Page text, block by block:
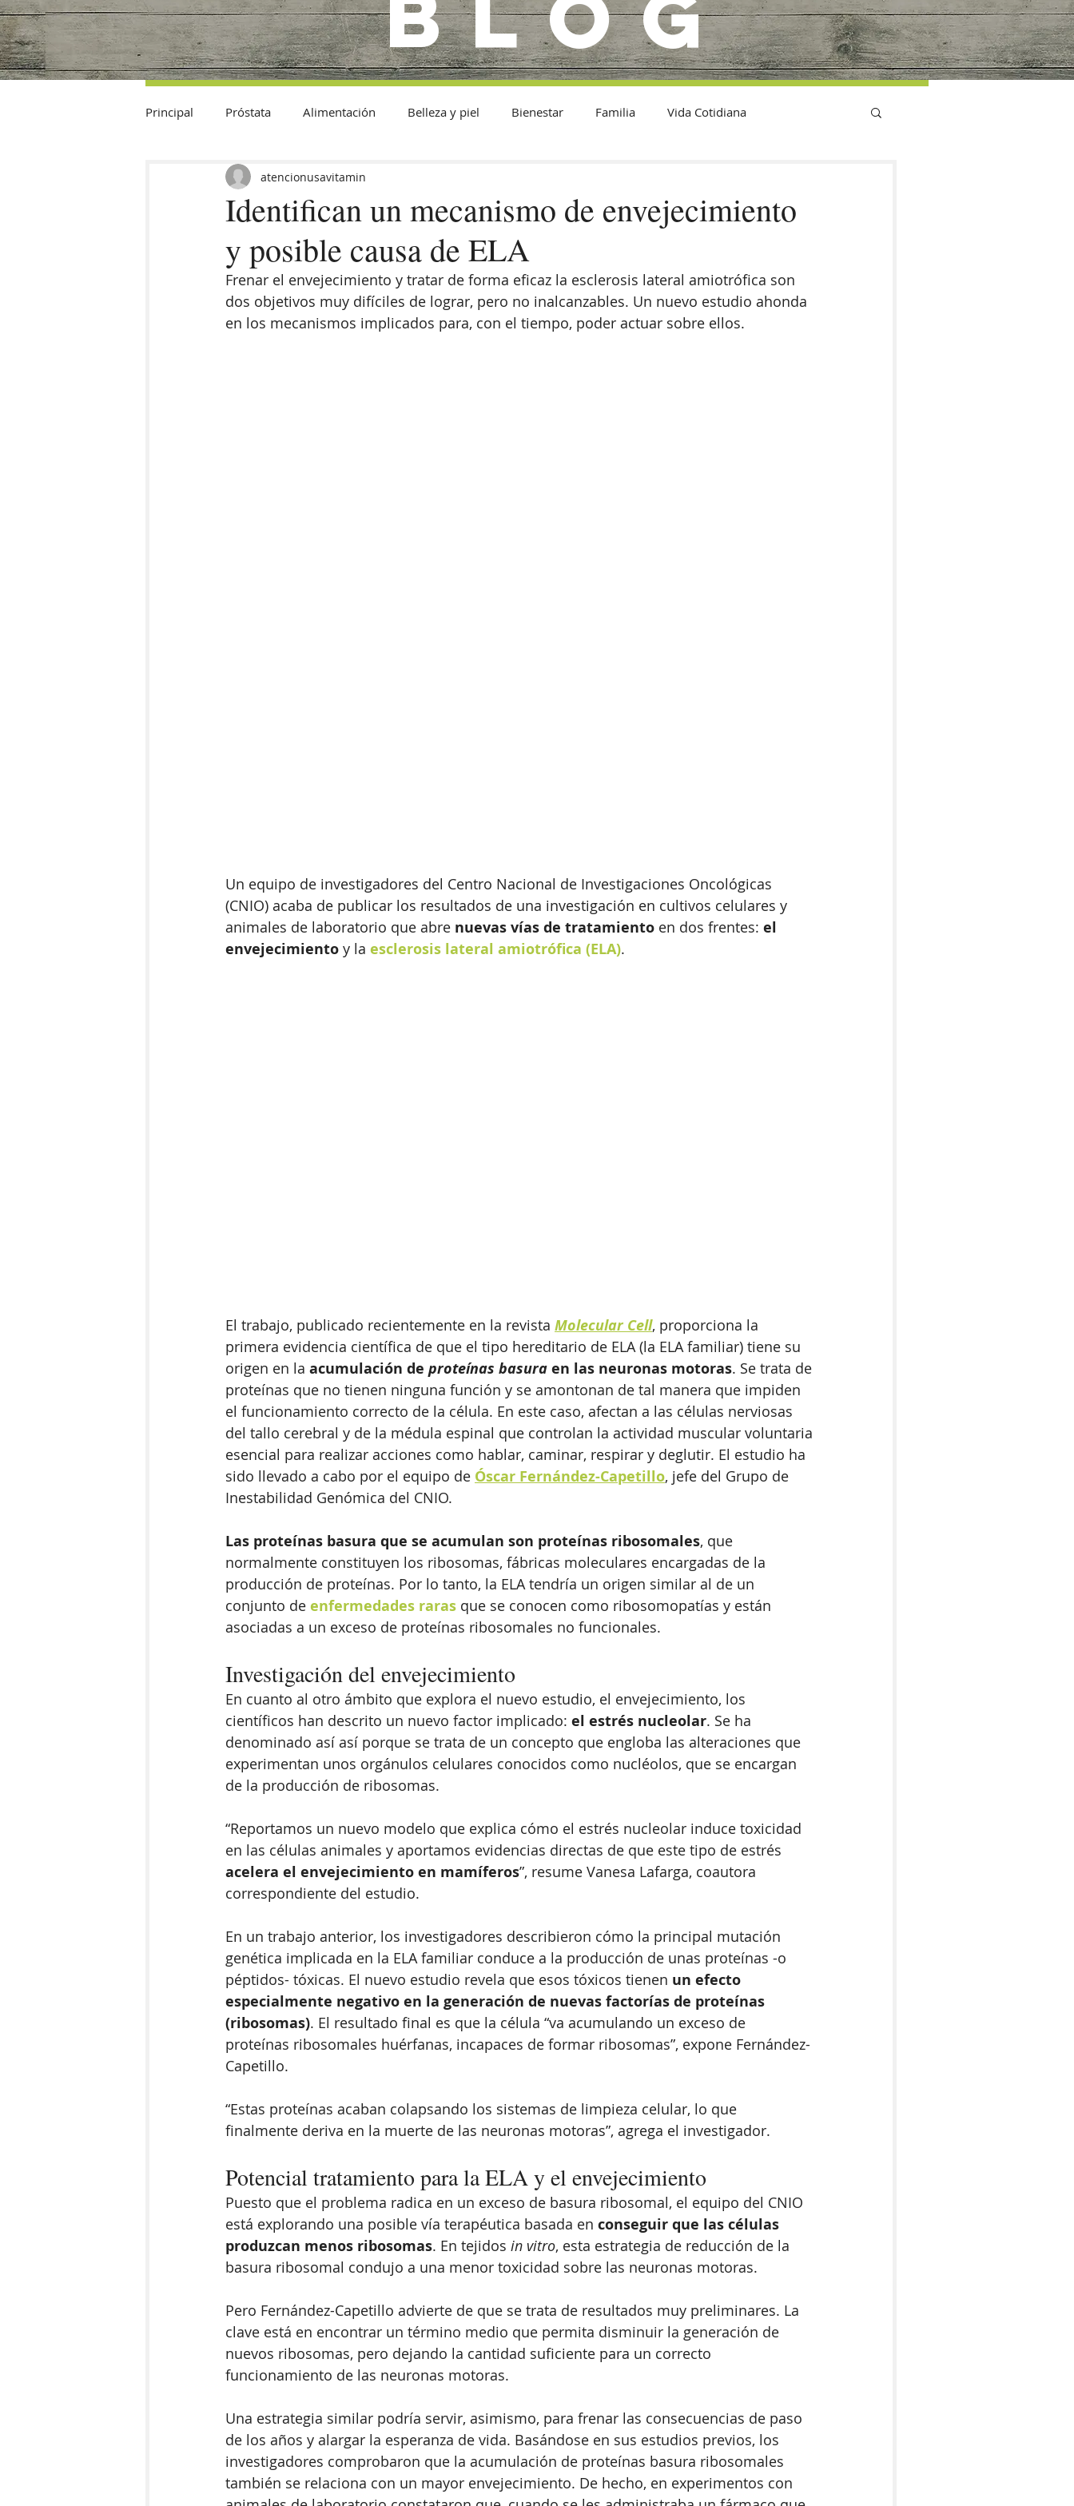
Principal Próstata Alimentación Belleza y piel Bienestar Familia Vida Cotidiana
Datos Curiosos
Identifican un mecanismo de envejecimiento
y posible causa de ELA
atencionusavitamin
Frenar el envejecimiento y tratar de forma eficaz la esclerosis lateral amiotrófica son
dos objetivos muy difíciles de lograr, pero no inalcanzables. Un nuevo estudio ahonda
en los mecanismos implicados para, con el tiempo, poder actuar sobre ellos.
Un equipo de investigadores del Centro Nacional de Investigaciones Oncológicas
(CNIO) acaba de publicar los resultados de una investigación en cultivos celulares y
animales de laboratorio que abre nuevas vías de tratamiento en dos frentes: el
envejecimiento y la esclerosis lateral amiotrófica (ELA).
El trabajo, publicado recientemente en la revista Molecular Cell, proporciona la
primera evidencia científica de que el tipo hereditario de ELA (la ELA familiar) tiene su
origen en la acumulación de proteínas basura en las neuronas motoras. Se trata de
proteínas que no tienen ninguna función y se amontonan de tal manera que impiden
el funcionamiento correcto de la célula. En este caso, afectan a las células nerviosas
del tallo cerebral y de la médula espinal que controlan la actividad muscular voluntaria
esencial para realizar acciones como hablar, caminar, respirar y deglutir. El estudio ha
sido llevado a cabo por el equipo de Óscar Fernández-Capetillo, jefe del Grupo de
Inestabilidad Genómica del CNIO.
Las proteínas basura que se acumulan son proteínas ribosomales, que
normalmente constituyen los ribosomas, fábricas moleculares encargadas de la
producción de proteínas. Por lo tanto, la ELA tendría un origen similar al de un
conjunto de enfermedades raras que se conocen como ribosomopatías y están
asociadas a un exceso de proteínas ribosomales no funcionales.
Investigación del envejecimiento
En cuanto al otro ámbito que explora el nuevo estudio, el envejecimiento, los
científicos han descrito un nuevo factor implicado: el estrés nucleolar. Se ha
denominado así así porque se trata de un concepto que engloba las alteraciones que
experimentan unos orgánulos celulares conocidos como nucléolos, que se encargan
de la producción de ribosomas.
“Reportamos un nuevo modelo que explica cómo el estrés nucleolar induce toxicidad
en las células animales y aportamos evidencias directas de que este tipo de estrés
acelera el envejecimiento en mamíferos”, resume Vanesa Lafarga, coautora
correspondiente del estudio.
En un trabajo anterior, los investigadores describieron cómo la principal mutación
genética implicada en la ELA familiar conduce a la producción de unas proteínas -o
péptidos- tóxicas. El nuevo estudio revela que esos tóxicos tienen un efecto
especialmente negativo en la generación de nuevas factorías de proteínas
(ribosomas). El resultado final es que la célula “va acumulando un exceso de
proteínas ribosomales huérfanas, incapaces de formar ribosomas”, expone Fernández-
Capetillo.
“Estas proteínas acaban colapsando los sistemas de limpieza celular, lo que
finalmente deriva en la muerte de las neuronas motoras”, agrega el investigador.
Potencial tratamiento para la ELA y el envejecimiento
Puesto que el problema radica en un exceso de basura ribosomal, el equipo del CNIO
está explorando una posible vía terapéutica basada en conseguir que las células
produzcan menos ribosomas. En tejidos in vitro, esta estrategia de reducción de la
basura ribosomal condujo a una menor toxicidad sobre las neuronas motoras.
Pero Fernández-Capetillo advierte de que se trata de resultados muy preliminares. La
clave está en encontrar un término medio que permita disminuir la generación de
nuevos ribosomas, pero dejando la cantidad suficiente para un correcto
funcionamiento de las neuronas motoras.
Una estrategia similar podría servir, asimismo, para frenar las consecuencias de paso
de los años y alargar la esperanza de vida. Basándose en sus estudios previos, los
investigadores comprobaron que la acumulación de proteínas basura ribosomales
también se relaciona con un mayor envejecimiento. De hecho, en experimentos con